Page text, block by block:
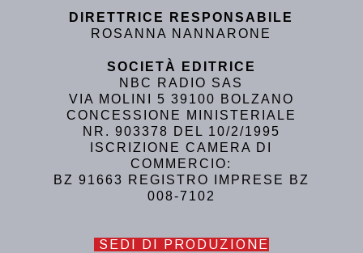
DIRETTRICE RESPONSABILE
ROSANNA NANNARONE
SOCIETÀ EDITRICE
NBC RADIO SAS
VIA MOLINI 5 39100 BOLZANO
CONCESSIONE MINISTERIALE
NR. 903378 DEL 10/2/1995
ISCRIZIONE CAMERA DI
COMMERCIO:
BZ 91663 REGISTRO IMPRESE BZ
008-7102
SEDI DI PRODUZIONE